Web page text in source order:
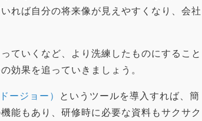
れば自分の将来像が見えやすくなり、会社
ていくなど、より洗練したものにすること
効果を追っていきましょう。
ージョー）
というツールを導入すれば、簡
能もあり、研修時に必要な資料もサクサク